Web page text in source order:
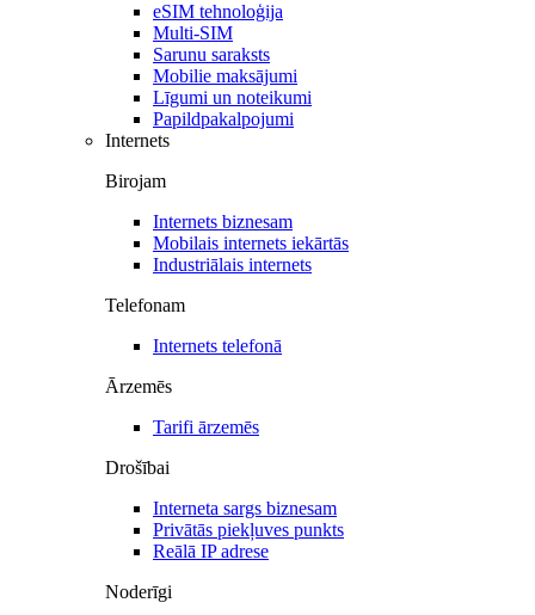
eSIM tehnoloģija
Multi-SIM
Sarunu saraksts
Mobilie maksājumi
Līgumi un noteikumi
Papildpakalpojumi
Internets
Birojam
Internets biznesam
Mobilais internets iekārtās
Industriālais internets
Telefonam
Internets telefonā
Ārzemēs
Tarifi ārzemēs
Drošībai
Interneta sargs biznesam
Privātās piekļuves punkts
Reālā IP adrese
Noderīgi